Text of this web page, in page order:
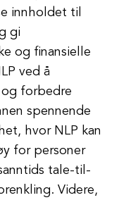
innholdet til
gi
og finansielle
ved å
forbedre
spennende
hvor NLP kan
for personer
tale-til-
Videre,